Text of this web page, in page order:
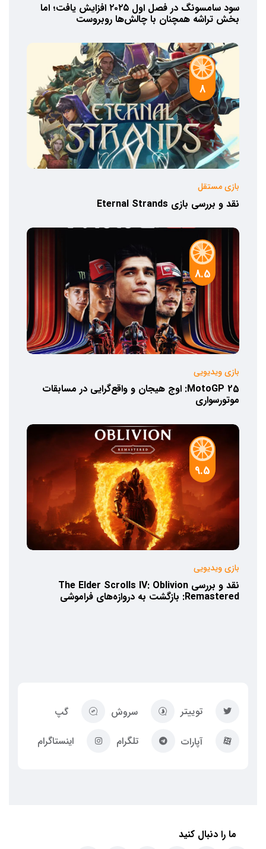
سود سامسونگ در فصل اول ۲۰۲۵ افزایش یافت؛ اما
بخش تراشه همچنان با چالش‌ها روبروست
8
بازی مستقل
نقد و بررسی بازی Eternal Strands
8.5
بازی ویدیویی
MotoGP 25: اوج هیجان و واقع‌گرایی در مسابقات
موتورسواری
9.5
بازی ویدیویی
نقد و بررسی The Elder Scrolls IV: Oblivion
Remastered: بازگشت به دروازه‌های فراموشی
توییتر سروش
گپ
آپارات
تلگرام اینستاگرام
ما را دنبال کنید